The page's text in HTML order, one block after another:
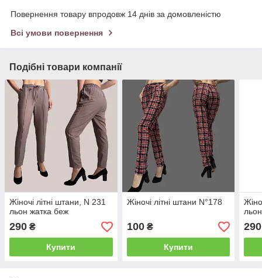
Повернення товару впродовж 14 днів за домовленістю
Всі умови повернення
Подібні товари компанії
Жіночі літні штани, N 231
льон жатка беж
290 ₴
Купити
Жіночі літні штани N°178
100₴
Купити
290